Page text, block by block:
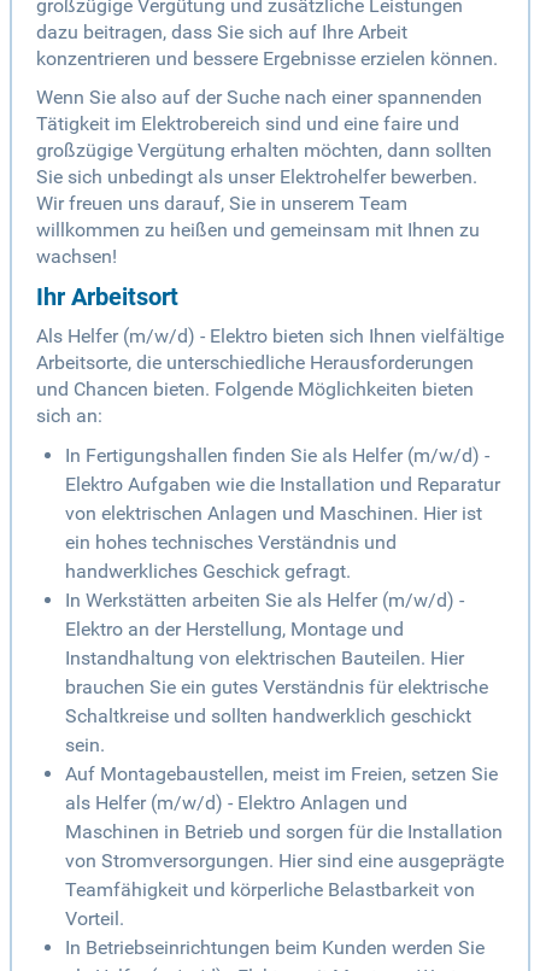
großzügige Vergütung und zusätzliche Leistungen
dazu beitragen, dass Sie sich auf Ihre Arbeit
konzentrieren und bessere Ergebnisse erzielen können.
Wenn Sie also auf der Suche nach einer spannenden
Tätigkeit im Elektrobereich sind und eine faire und
großzügige Vergütung erhalten möchten, dann sollten
Sie sich unbedingt als unser Elektrohelfer bewerben.
Wir freuen uns darauf, Sie in unserem Team
willkommen zu heißen und gemeinsam mit Ihnen zu
wachsen!
Ihr Arbeitsort
Als Helfer (m/w/d) - Elektro bieten sich Ihnen vielfältige
Arbeitsorte, die unterschiedliche Herausforderungen
und Chancen bieten. Folgende Möglichkeiten bieten
sich an:
In Fertigungshallen finden Sie als Helfer (m/w/d) -
Elektro Aufgaben wie die Installation und Reparatur
von elektrischen Anlagen und Maschinen. Hier ist
ein hohes technisches Verständnis und
handwerkliches Geschick gefragt.
In Werkstätten arbeiten Sie als Helfer (m/w/d) -
Elektro an der Herstellung, Montage und
Instandhaltung von elektrischen Bauteilen. Hier
brauchen Sie ein gutes Verständnis für elektrische
Schaltkreise und sollten handwerklich geschickt
sein.
Auf Montagebaustellen, meist im Freien, setzen Sie
als Helfer (m/w/d) - Elektro Anlagen und
Maschinen in Betrieb und sorgen für die Installation
von Stromversorgungen. Hier sind eine ausgeprägte
Teamfähigkeit und körperliche Belastbarkeit von
Vorteil.
In Betriebseinrichtungen beim Kunden werden Sie